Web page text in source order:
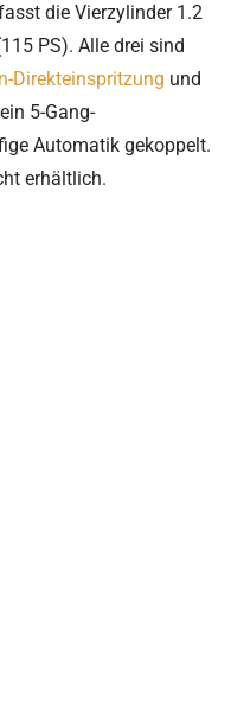
die Vierzylinder 1.2
PS). Alle drei sind
Direkteinspritzung und
5-Gang-
Automatik gekoppelt.
erhältlich.